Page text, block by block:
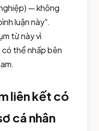
— không
luận này".
từ này vì
thể nhấp bên
liên kết có
cá nhân